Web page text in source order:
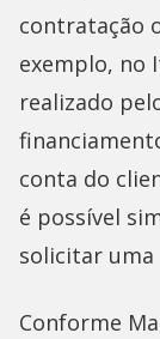
contratação
exemplo, no
realizado
conta do
é possível
solicitar
Conforme